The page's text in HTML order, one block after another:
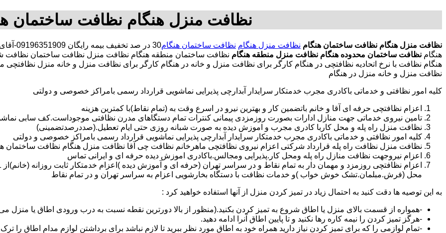
نظافت منزل هنگام نظافت ساختمان
نظافت منزل هنگام نظافت ساختمان هنگام نظافت منزل هنگام نظافت ساختمان هنگام
30 در
هنگام نظافت ساختمان محدوده هنگام نظافت منزل منطقه هنگام نظافت ساختمان منطقه هنگام نظافت منزل نظافت ساختمان
هنگام نظافت با نرخ اتحادیه نظافتچی در هنگام کارگر برای نظافت منزل و خانه در هنگام کارگر برای نظافت منزل و خانه منزل
نظافت منزل و خانه منزل در هنگام
کلیه امور نظافتی و خدماتی باکادری مجرب خدمتکار سرایدار آبدارچی پذیرایی نماشویی قرارداد رسمی بامراکز خصوصی و دولتی
اعزام نظافتچی حرفه ای آقا و خانم باتضمین کار و بهترین نیرو در اسرع وقت به (تمام نقاط)با کمترین هزینه
تامین نیروی خدماتی جهت منازل ادارات بصورت روزمزدی پیمانی کنترات تمام دستگاهای مدرن نظافتی موجوداست.کف سابی
نظافت منزل راه پله و محل کاربا کادری مجرب و اموزش دیده به صورت شبانه روزی حتی ایام تعطیل.(صددرصدتضمینی)
کلیه امور نظافتی و خدماتی باکادری مجرب خدمتکار سرایدار آبدارچی پذیرایی نماشویی قرارداد رسمی بامراکز خصوصی و دولتی
نظافت منزل نظافت راه پله قرارداد شرکتی اعزام نیروی نظافتچی ماهرخانم نظافت چی آقا نظافت منزل هنگام نظافت ساختمان
اعزام نیروجهت نظافت منازل راه پله ومحل کار.پذیرایی ومجالس.باکادری اموزش دیده حرفه ای و ایرانی تماس
محل (فرش.مبلمان.تشک خوش خواب )و خدمات نظافت با دستگاه بخارشویی اعزام به سراسر تهران و در تمام نقاط
به این توصیه ها دقت کنید به احتمال زیاد در تمیز کردن منزل از آنها استفاده خواهید کرد :
-همواره از قسمت بالای منزل یا اطاق شروع به تمیز کردن بکنید.(منظور از بالا دورترین نقطه نسبت به درب ورودی اطاق یا منزل
-هرگز تمیز کردن را نیمه کاره رها نکنید و تا پایین اطاق آنرا ادامه دهید.
-تمام لوازمی را که برای تمیز کردن نیاز دارید همراه خود به اطاق مورد نظر ببرید تا لازم نباشد برای برداشتن لوازم مدام اطاق را ترک